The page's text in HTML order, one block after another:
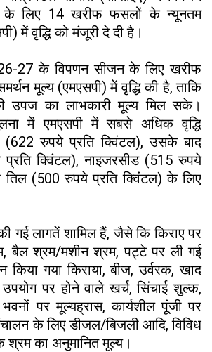
के लिए 14 खरीफ फसलों के न्यूनतम
में वृद्धि को मंजूरी दे दी है।
27 के विपणन सीजन के लिए खरीफ
मूल्य (एमएसपी) में वृद्धि की है, ताकि
उपज का लाभकारी मूल्य मिल सके।
में एमएसपी में सबसे अधिक वृद्धि
रुपये प्रति क्विंटल), उसके बाद
क्विंटल), नाइजरसीड (515 रुपये
तिल (500 रुपये प्रति क्विंटल) के लिए
गई लागतें शामिल हैं, जैसे कि किराए पर
बैल श्रम/मशीन श्रम, पट्टे पर ली गई
किया गया किराया, बीज, उर्वरक, खाद
पर होने वाले खर्च, सिंचाई शुल्क,
पर मूल्यह्रास, कार्यशील पूंजी पर
के लिए डीजल/बिजली आदि, विविध
श्रम का अनुमानित मूल्य।